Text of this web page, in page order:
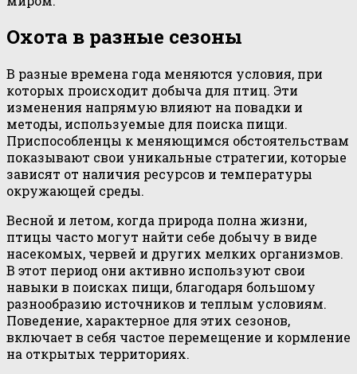
Охота в разные сезоны
В разные времена года меняются условия, при
которых происходит добыча для птиц. Эти
изменения напрямую влияют на повадки и
методы, используемые для поиска пищи.
Приспособленцы к меняющимся обстоятельствам
показывают свои уникальные стратегии, которые
зависят от наличия ресурсов и температуры
окружающей среды.
Весной и летом, когда природа полна жизни,
птицы часто могут найти себе добычу в виде
насекомых, червей и других мелких организмов.
В этот период они активно используют свои
навыки в поисках пищи, благодаря большому
разнообразию источников и теплым условиям.
Поведение, характерное для этих сезонов,
включает в себя частое перемещение и кормление
на открытых территориях.